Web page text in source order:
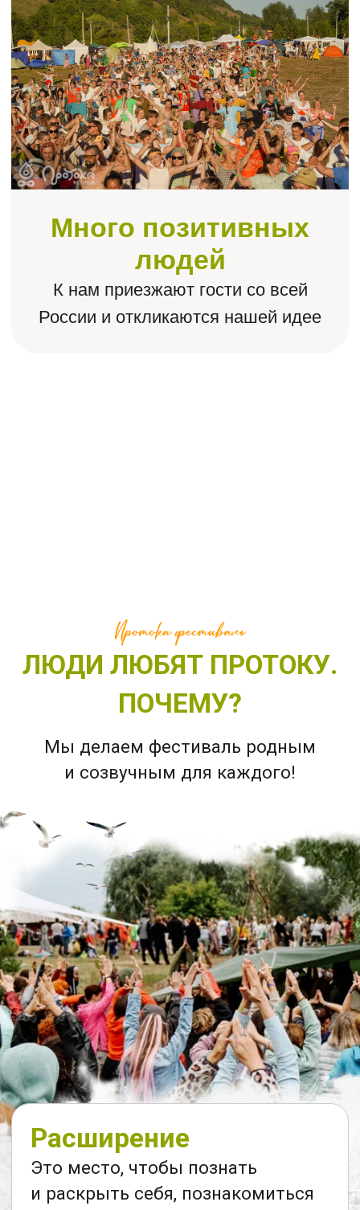
ПОЧЕМУ?
Мы делаем фестиваль родным
и созвучным для каждого!
Это возможность в прямом
контакте с реальностью
с друзьями
и единомышленниками
Семья
Это прекрасная возможность
усилить семейные ценности